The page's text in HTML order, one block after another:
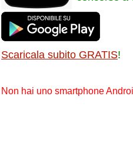
Scaricala subito GRATIS!
Non hai uno smartphone